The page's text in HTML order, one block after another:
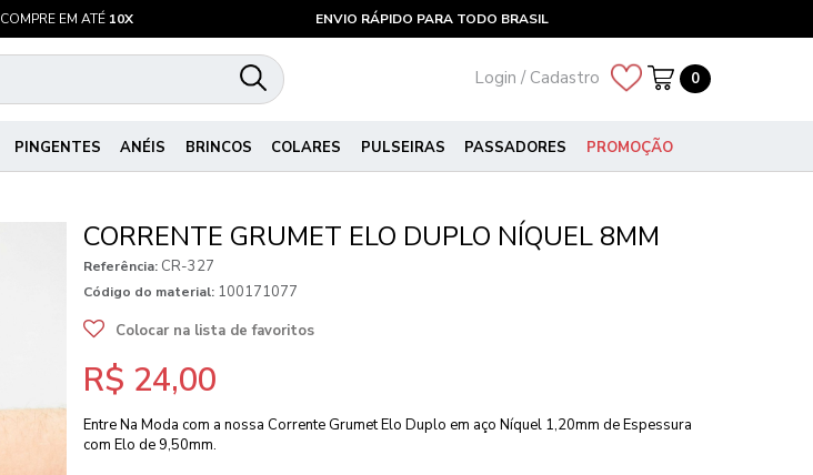
COMPRE EM ATÉ 10X ENVIO RÁPIDO PARA TODO BRASIL
Login / Cadastro 0
PINGENTES ANÉIS BRINCOS COLARES PULSEIRAS PASSADORES PROMOÇÃO
CORRENTE GRUMET ELO DUPLO NÍQUEL 8MM
Referência: CR-327
Código do material: 100171077
Colocar na lista de favoritos
R$ 24,00
Entre Na Moda com a nossa Corrente Grumet Elo Duplo em aço Níquel 1,20mm de Espessura
com Elo de 9,50mm.